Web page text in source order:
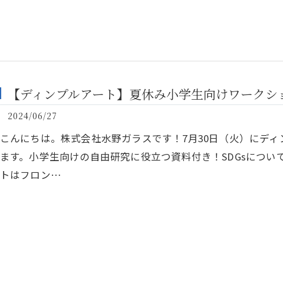
【ディンプルアート】夏休み小学生向けワーク
2024/06/27
こんにちは。株式会社水野ガラスです！7月30日（火）にデ
ます。小学生向けの自由研究に役立つ資料付き！SDGsにつ
トはフロン…